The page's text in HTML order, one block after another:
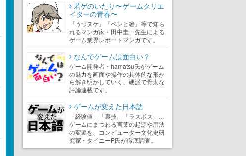
若ゲのいたり〜ゲームクリエ
イターの青春〜
『うつヌケ』『ペンと箸』等で知ら
れるマンガ家・田中圭一先生による
ゲーム業界レポートマンガです。
なんでゲームは面白い？
ゲーム開発者・hamatsu氏がゲーム
の魅力を画面や操作の具体的な形か
ら解き明かしていく、硬派で骨太な
評論連載です。
ゲームが変えた日本語
「経験値」「裏技」「ラスボス」…
ゲームにまつわる言葉の起源や用法
の変遷を、コンピューター文化史研
究家・タイニーP氏が徹底調査。